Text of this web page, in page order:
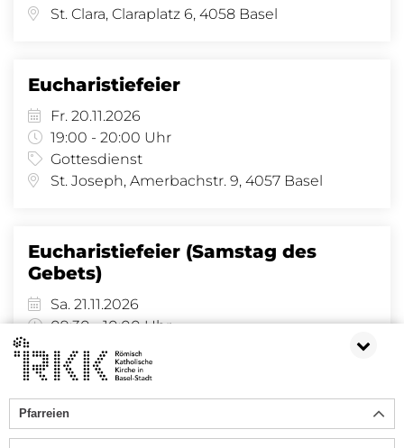
St. Clara, Claraplatz 6, 4058 Basel
Eucharistiefeier
Fr. 20.11.2026
19:00 - 20:00 Uhr
Gottesdienst
St. Joseph, Amerbachstr. 9, 4057 Basel
Eucharistiefeier (Samstag des
Gebets)
Sa. 21.11.2026
09:30 - 10:00 Uhr
Gottesdienst
St. Clara, Claraplatz 6, 4058 Basel
18 19 20 21 22 23 24 25 26 27
Pfarreien